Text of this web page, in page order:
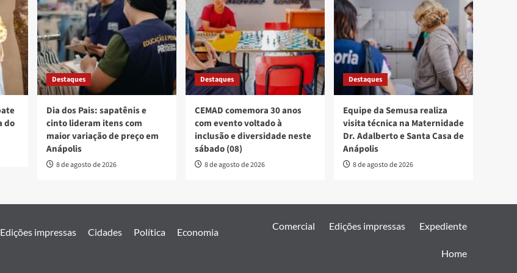
do
Destaques
Dia dos Pais: sapatênis e
cinto lideram itens com
maior variação de preço em
Anápolis
8 de agosto de 2026
Destaques
CEMAD comemora 30 anos
com evento voltado à
inclusão e diversidade neste
sábado (08)
8 de agosto de 2026
Destaques
Equipe da Semusa realiza
visita técnica na Maternidade
Dr. Adalberto e Santa Casa de
Anápolis
8 de agosto de 2026
Edições impressas Cidades Política
Economia
Comercial Edições impressas Expediente
Home